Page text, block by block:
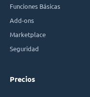
Funciones Básicas
Add-ons
Marketplace
Seguridad
Precios